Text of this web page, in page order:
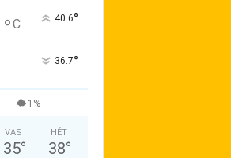
°C 40.6°
36.7°
1%
VAS
35°
HÉT
38°